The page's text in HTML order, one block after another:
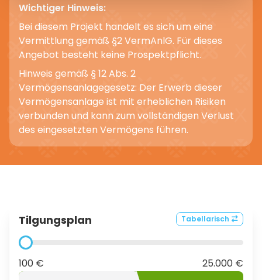
Wichtiger Hinweis:
Bei diesem Projekt handelt es sich um eine
Vermittlung gemäß §2 VermAnlG. Für dieses
Angebot besteht keine Prospektpflicht.
Hinweis gemäß § 12 Abs. 2
Vermögensanlagegesetz: Der Erwerb dieser
Vermögensanlage ist mit erheblichen Risiken
verbunden und kann zum vollständigen Verlust
des eingesetzten Vermögens führen.
Tilgungsplan Tabellarisch
100 €
25.000 €